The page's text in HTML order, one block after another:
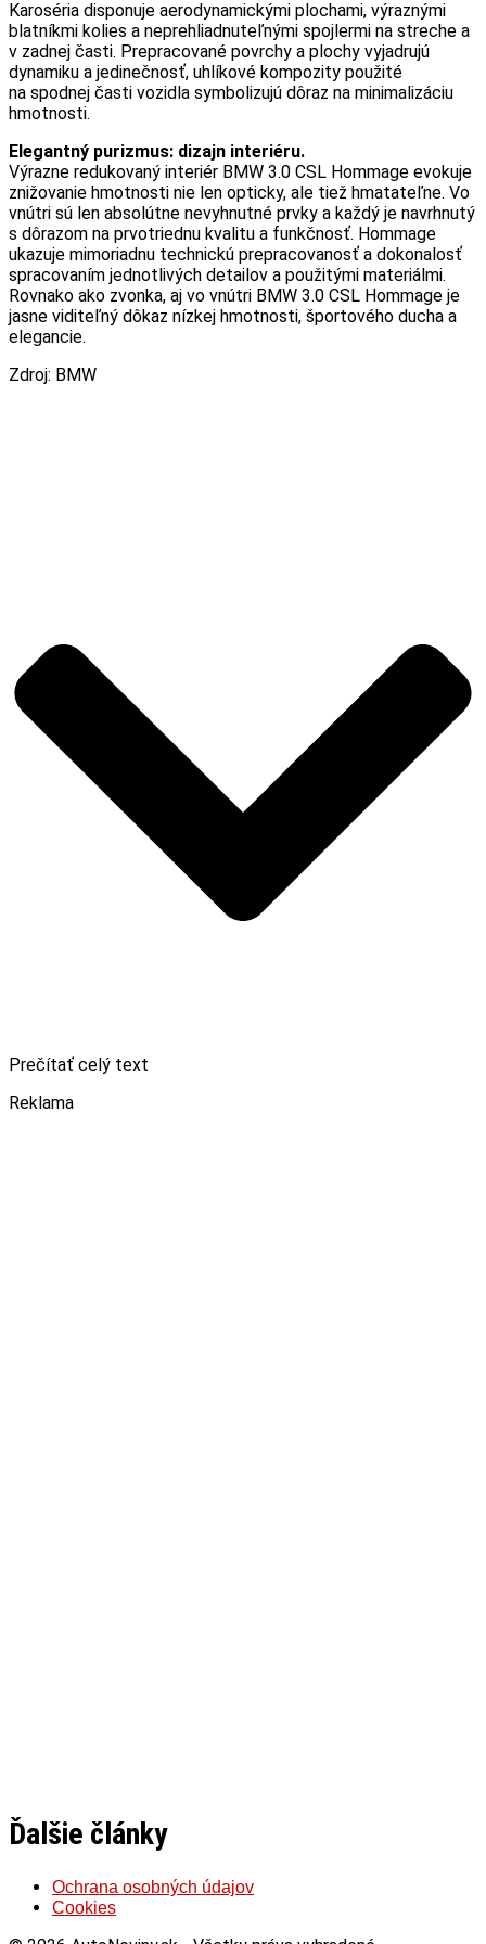
Karoséria disponuje aerodynamickými plochami, výraznými
blatníkmi kolies a neprehliadnuteľnými spojlermi na streche a
v zadnej časti. Prepracované povrchy a plochy vyjadrujú
dynamiku a jedinečnosť, uhlíkové kompozity použité
na spodnej časti vozidla symbolizujú dôraz na minimalizáciu
hmotnosti.
Elegantný purizmus: dizajn interiéru.
Výrazne redukovaný interiér BMW 3.0 CSL Hommage evokuje
znižovanie hmotnosti nie len opticky, ale tiež hmatateľne. Vo
vnútri sú len absolútne nevyhnutné prvky a každý je navrhnutý
s dôrazom na prvotriednu kvalitu a funkčnosť. Hommage
ukazuje mimoriadnu technickú prepracovanosť a dokonalosť
spracovaním jednotlivých detailov a použitými materiálmi.
Rovnako ako zvonka, aj vo vnútri BMW 3.0 CSL Hommage je
jasne viditeľný dôkaz nízkej hmotnosti, športového ducha a
elegancie.
Zdroj: BMW
Prečítať celý text
Reklama
Ďalšie články
Ochrana osobných údajov
Cookies